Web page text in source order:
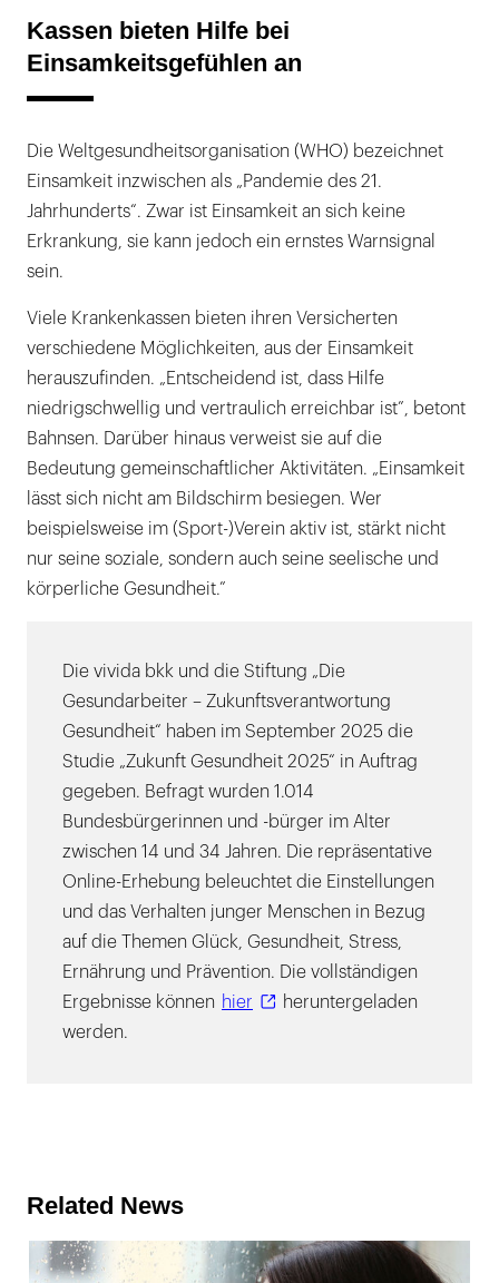
Kassen bieten Hilfe bei
Einsamkeitsgefühlen an
Die Weltgesundheitsorganisation (WHO) bezeichnet
Einsamkeit inzwischen als „Pandemie des 21.
Jahrhunderts“. Zwar ist Einsamkeit an sich keine
Erkrankung, sie kann jedoch ein ernstes Warnsignal
sein.
Viele Krankenkassen bieten ihren Versicherten
verschiedene Möglichkeiten, aus der Einsamkeit
herauszufinden. „Entscheidend ist, dass Hilfe
niedrigschwellig und vertraulich erreichbar ist”, betont
Bahnsen. Darüber hinaus verweist sie auf die
Bedeutung gemeinschaftlicher Aktivitäten. „Einsamkeit
lässt sich nicht am Bildschirm besiegen. Wer
beispielsweise im (Sport-)Verein aktiv ist, stärkt nicht
nur seine soziale, sondern auch seine seelische und
körperliche Gesundheit.”
Die vivida bkk und die Stiftung „Die
Gesundarbeiter – Zukunftsverantwortung
Gesundheit“ haben im September 2025 die
Studie „Zukunft Gesundheit 2025“ in Auftrag
gegeben. Befragt wurden 1.014
Bundesbürgerinnen und -bürger im Alter
zwischen 14 und 34 Jahren. Die repräsentative
Online-Erhebung beleuchtet die Einstellungen
und das Verhalten junger Menschen in Bezug
auf die Themen Glück, Gesundheit, Stress,
Ernährung und Prävention. Die vollständigen
Ergebnisse können hier
heruntergeladen
werden.
Related News